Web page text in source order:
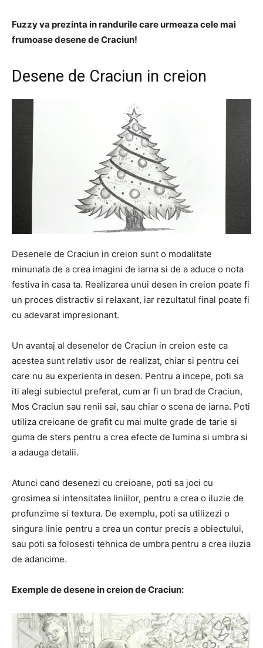
Fuzzy va prezinta in randurile care urmeaza cele mai
frumoase desene de Craciun!
Desene de Craciun in creion
Desenele de Craciun in creion sunt o modalitate
minunata de a crea imagini de iarna si de a aduce o nota
festiva in casa ta. Realizarea unui desen in creion poate fi
un proces distractiv si relaxant, iar rezultatul final poate fi
cu adevarat impresionant.
Un avantaj al desenelor de Craciun in creion este ca
acestea sunt relativ usor de realizat, chiar si pentru cei
care nu au experienta in desen. Pentru a incepe, poti sa
iti alegi subiectul preferat, cum ar fi un brad de Craciun,
Mos Craciun sau renii sai, sau chiar o scena de iarna. Poti
utiliza creioane de grafit cu mai multe grade de tarie si
guma de sters pentru a crea efecte de lumina si umbra si
a adauga detalii.
Atunci cand desenezi cu creioane, poti sa joci cu
grosimea si intensitatea liniilor, pentru a crea o iluzie de
profunzime si textura. De exemplu, poti sa utilizezi o
singura linie pentru a crea un contur precis a obiectului,
sau poti sa folosesti tehnica de umbra pentru a crea iluzia
de adancime.
Exemple de desene in creion de Craciun: